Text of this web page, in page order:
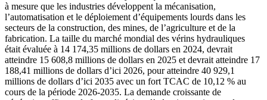
à mesure que les industries développent la mécanisation,
l’automatisation et le déploiement d’équipements lourds dans les
secteurs de la construction, des mines, de l’agriculture et de la
fabrication. La taille du marché mondial des vérins hydrauliques
était évaluée à 14 174,35 millions de dollars en 2024, devrait
atteindre 15 608,8 millions de dollars en 2025 et devrait atteindre 17
188,41 millions de dollars d’ici 2026, pour atteindre 40 929,1
millions de dollars d’ici 2035 avec un fort TCAC de 10,12 % au
cours de la période 2026-2035. La demande croissante de